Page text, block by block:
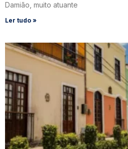
Damião, muito atuante
Ler tudo »